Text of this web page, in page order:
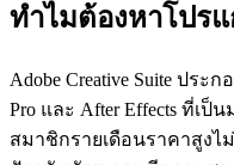
ทำไมต้องหาโปร
Adobe Creative Suite ประก
Pro และ After Effects ที่เ
สมาชิกรายเดือนราคาสูง